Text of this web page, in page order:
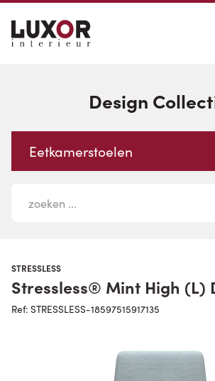
Design
Eetkamerstoelen
STRESSLESS
Stressless® Mint High (L)
Ref: STRESSLESS-18597515917135